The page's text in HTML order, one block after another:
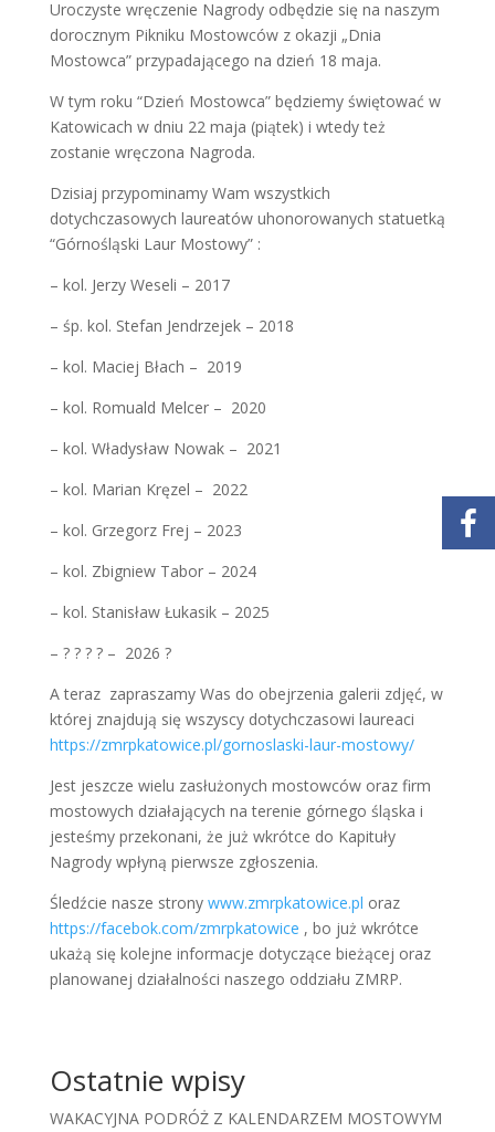
Uroczyste wręczenie Nagrody odbędzie się na naszym
dorocznym Pikniku Mostowców z okazji „Dnia
Mostowca” przypadającego na dzień 18 maja.
W tym roku “Dzień Mostowca” będziemy świętować w
Katowicach w dniu 22 maja (piątek) i wtedy też
zostanie wręczona Nagroda.
Dzisiaj przypominamy Wam wszystkich
dotychczasowych laureatów uhonorowanych statuetką
“Górnośląski Laur Mostowy” :
– kol. Jerzy Weseli – 2017
– śp. kol. Stefan Jendrzejek – 2018
– kol. Maciej Błach – 2019
– kol. Romuald Melcer – 2020
– kol. Władysław Nowak – 2021
– kol. Marian Kręzel – 2022
– kol. Grzegorz Frej – 2023
– kol. Zbigniew Tabor – 2024
– kol. Stanisław Łukasik – 2025
– ? ? ? ? – 2026 ?
A teraz zapraszamy Was do obejrzenia galerii zdjęć, w
której znajdują się wszyscy dotychczasowi laureaci
https://zmrpkatowice.pl/gornoslaski-laur-mostowy/
Jest jeszcze wielu zasłużonych mostowców oraz firm
mostowych działających na terenie górnego śląska i
jesteśmy przekonani, że już wkrótce do Kapituły
Nagrody wpłyną pierwsze zgłoszenia.
Śledźcie nasze strony www.zmrpkatowice.pl oraz
https://facebok.com/zmrpkatowice , bo już wkrótce
ukażą się kolejne informacje dotyczące bieżącej oraz
planowanej działalności naszego oddziału ZMRP.
Ostatnie wpisy
WAKACYJNA PODRÓŻ Z KALENDARZEM MOSTOWYM